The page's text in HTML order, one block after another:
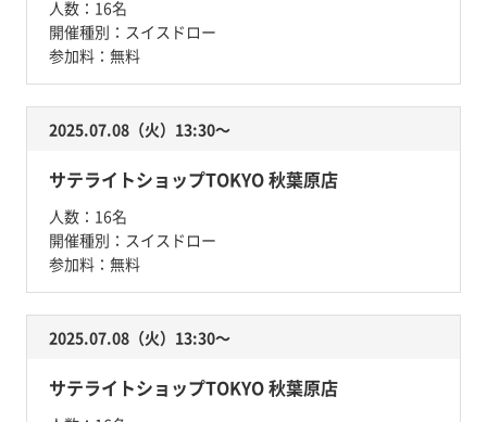
人数： 16名
開催種別： スイスドロー
参加料： 無料
2025.07.08（火）13:30〜
サテライトショップTOKYO 秋葉原店
人数： 16名
開催種別： スイスドロー
参加料： 無料
2025.07.08（火）13:30〜
サテライトショップTOKYO 秋葉原店